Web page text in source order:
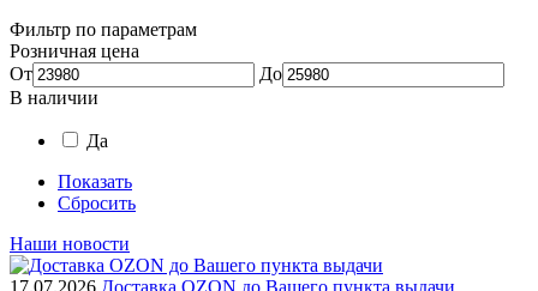
Фильтр по параметрам
Розничная цена
От
До
В наличии
Да
Показать
Сбросить
Наши новости
17.07.2026 Доставка OZON до Вашего пункта выдачи